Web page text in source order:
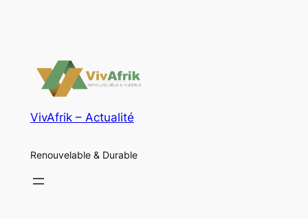
VivAfrik – Actualité
Renouvelable & Durable